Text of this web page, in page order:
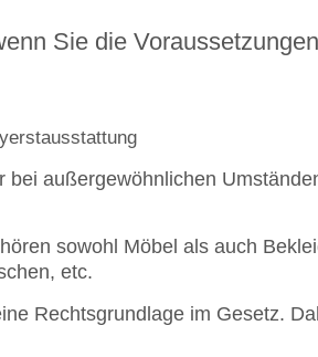
Sie die
außergewöhnlichen
sowohl Möbel als auch
etc.
Rechtsgrundlage im Gesetz.